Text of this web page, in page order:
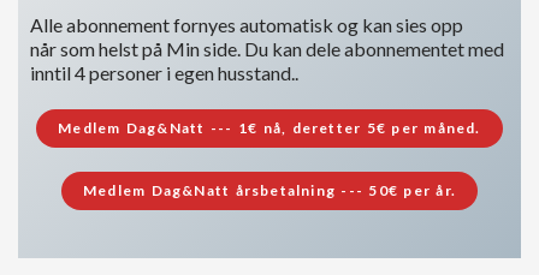
Alle abonnement fornyes automatisk og kan sies opp
når som helst på Min side. Du kan dele abonnementet med
inntil 4 personer i egen husstand..
Medlem Dag&Natt --- 1€ nå, deretter 5€ per måned.
Medlem Dag&Natt årsbetalning --- 50€ per år.